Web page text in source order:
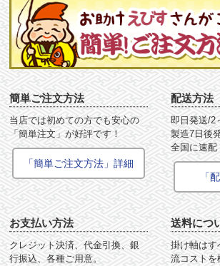
簡単ご注文方法
当店では初めての方でも安心の
「簡単注文」が好評です！
「簡単ご注文方法」詳細
配送方法
即日発送/2
製造7日後
全国に速配
「
お支払い方法
クレジット決済、代金引換、銀
行振込、各種ご用意。
送料につ
掛け軸はす
流コストを